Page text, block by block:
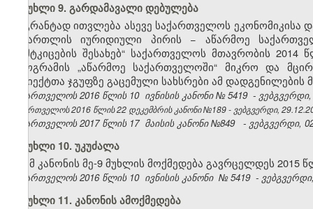
მუხლი 9. გარდამავალი დებულება
გრანტად ითვლება ასევე საქართველოს ეკონომიკისა
სამართლის იურიდიული პირის − აწარმოე
დამტკიცების შესახებ“ საქართველოს მთავრობის
პროგრამის „აწარმოე საქართველოში“ მიკრო და
სუბიექტთა ჯგუფზე გაცემული სახსრები ამ
საქართველოს 2016 წლის 10 ივნისის კანონი№ 5419 - ვებგვერდი,
საქართველოს 2016 წლის 22 დეკემბრის კანონი №189 - ვებგვერდი,
საქართველოს 2017 წლის 17 მაისის კანონი№849 - ვებგვერდი,
მუხლი 10. უკუძალა
ამ კანონის მე-9 მუხლის მოქმედება გავრცელდეს
საქართველოს 2016 წლის 10 ივნისის კანონი № 5419 -
მუხლი 11. კანონის ამოქმედება